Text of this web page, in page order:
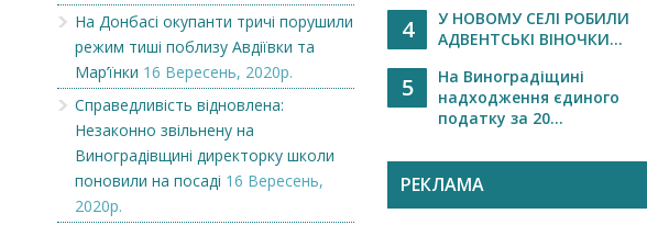
На Донбасі окупанти тричі порушили
режим тиші поблизу Авдіївки та
Мар’їнки 16 Вересень, 2020р.
Справедливість відновлена:
Незаконно звільнену на
Виноградівщині директорку школи
поновили на посаді 16 Вересень,
2020р.
4
У НОВОМУ СЕЛІ РОБИЛИ
АДВЕНТСЬКІ ВІНОЧКИ...
5
На Виноградіщині
надходження єдиного
податку за 20...
РЕКЛАМА